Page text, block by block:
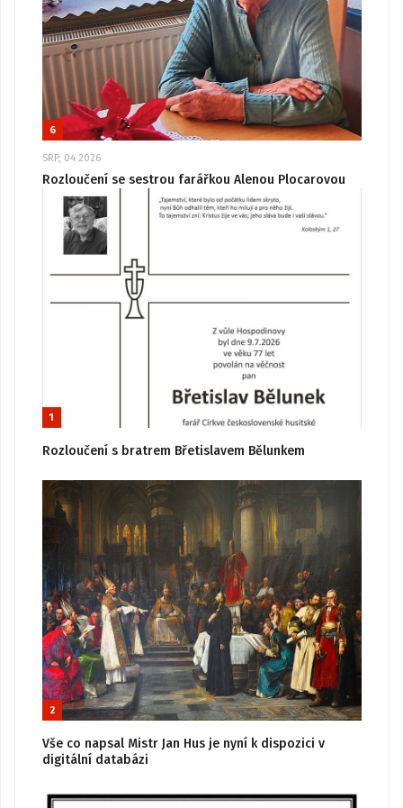
6
SRP, 04 2026
Rozloučení se sestrou farářkou Alenou Plocarovou
1
Rozloučení s bratrem Břetislavem Bělunkem
2
Vše co napsal Mistr Jan Hus je nyní k dispozici v
digitální databázi